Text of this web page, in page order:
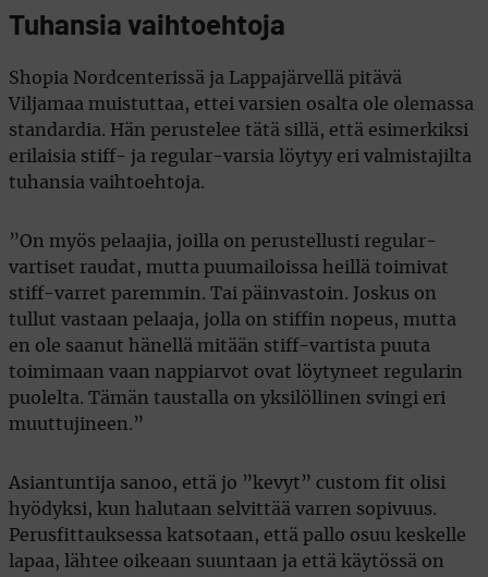
Tuhansia vaihtoehtoja
Shopia Nordcenterissä ja Lappajärvellä pitävä
Viljamaa muistuttaa, ettei varsien osalta ole olemassa
standardia. Hän perustelee tätä sillä, että esimerkiksi
erilaisia stiff- ja regular-varsia löytyy eri valmistajilta
tuhansia vaihtoehtoja.
”On myös pelaajia, joilla on perustellusti regular-
vartiset raudat, mutta puumailoissa heillä toimivat
stiff-varret paremmin. Tai päinvastoin. Joskus on
tullut vastaan pelaaja, jolla on stiffin nopeus, mutta
en ole saanut hänellä mitään stiff-vartista puuta
toimimaan vaan nappiarvot ovat löytyneet regularin
puolelta. Tämän taustalla on yksilöllinen svingi eri
muuttujineen.”
Asiantuntija sanoo, että jo ”kevyt” custom fit olisi
hyödyksi, kun halutaan selvittää varren sopivuus.
Perusfittauksessa katsotaan, että pallo osuu keskelle
lapaa, lähtee oikeaan suuntaan ja että käytössä on